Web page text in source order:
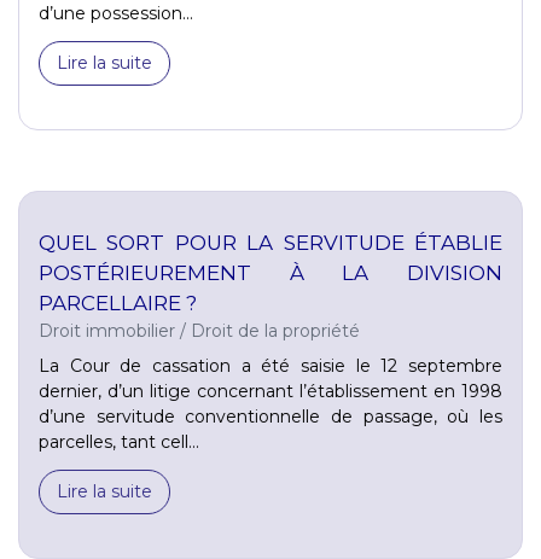
d’une possession...
Lire la suite
QUEL SORT POUR LA SERVITUDE ÉTABLIE
POSTÉRIEUREMENT À LA DIVISION
PARCELLAIRE ?
Droit immobilier / Droit de la propriété
La Cour de cassation a été saisie le 12 septembre
dernier, d’un litige concernant l’établissement en 1998
d’une servitude conventionnelle de passage, où les
parcelles, tant cell...
Lire la suite